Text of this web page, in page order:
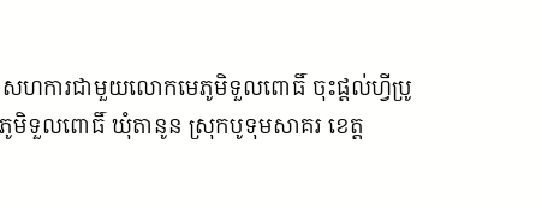
សហការជាមួយលោកមេភូមិទួលពោធិ៍ ចុះផ្ដល់ហ្វីប្រូ
ភូមិទួលពោធិ៍ ឃុំតានូន ស្រុកបូទុមសាគរ ខេត្ត